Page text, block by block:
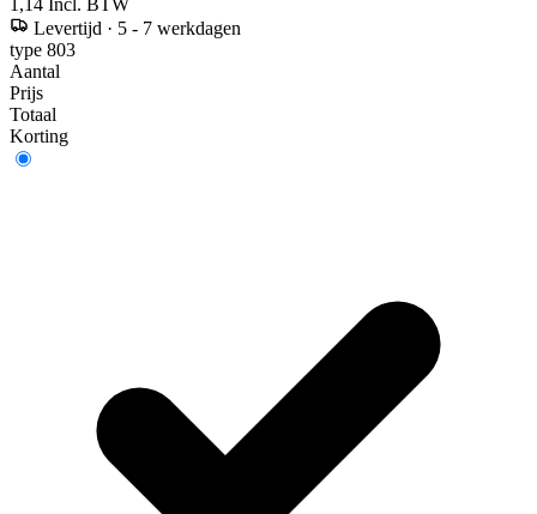
Levertijd · 5 - 7 werkdagen
type 803
Aantal
Prijs
Totaal
Korting